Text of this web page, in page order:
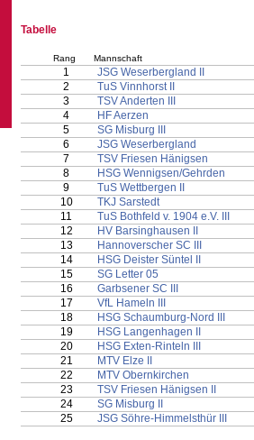
Tabelle
Rang Mannschaft
1 JSG Weserbergland II
2
TuS Vinnhorst II
3
TSV Anderten III
4
HF Aerzen
5
SG Misburg III
6
JSG Weserbergland
7
TSV Friesen Hänigsen
8
HSG Wennigsen/Gehrden
9
TuS Wettbergen II
10
TKJ Sarstedt
11
TuS Bothfeld v. 1904 e.V. III
12
HV Barsinghausen II
13
Hannoverscher SC III
14
HSG Deister Süntel II
15
SG Letter 05
16
Garbsener SC III
17
VfL Hameln III
18
HSG Schaumburg-Nord III
19
HSG Langenhagen II
20
HSG Exten-Rinteln III
21
MTV Elze II
22
MTV Obernkirchen
23
TSV Friesen Hänigsen II
24
SG Misburg II
25
JSG Söhre-Himmelsthür III